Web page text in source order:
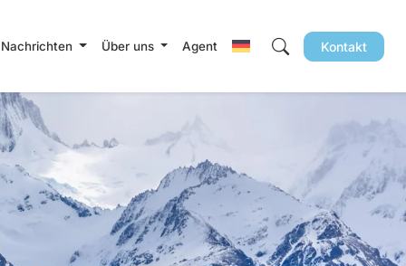
Über uns Agent Kontakt